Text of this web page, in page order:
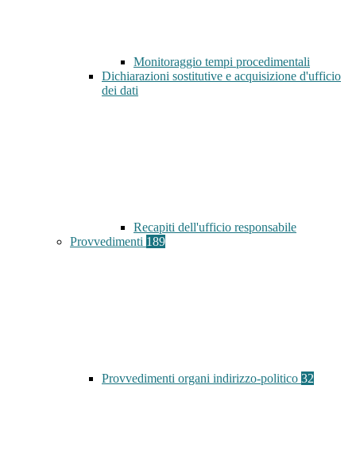
Monitoraggio tempi procedimentali
Dichiarazioni sostitutive e acquisizione d'ufficio
dei dati
Recapiti dell'ufficio responsabile
Provvedimenti 189
Provvedimenti organi indirizzo-politico 32